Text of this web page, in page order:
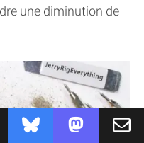
une diminution de